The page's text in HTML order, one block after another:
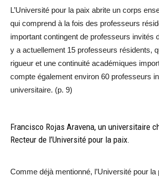
L’Université pour la paix abrite un corps
qui comprend à la fois des professeurs
important contingent de professeurs invités
y a actuellement 15 professeurs résidents,
rigueur et une continuité académiques
compte également environ 60 professeurs
universitaire. (p. 9)
Francisco Rojas Aravena, un universitaire
Recteur de l’Université pour la paix.
Comme déjà mentionné, l’Université pour la